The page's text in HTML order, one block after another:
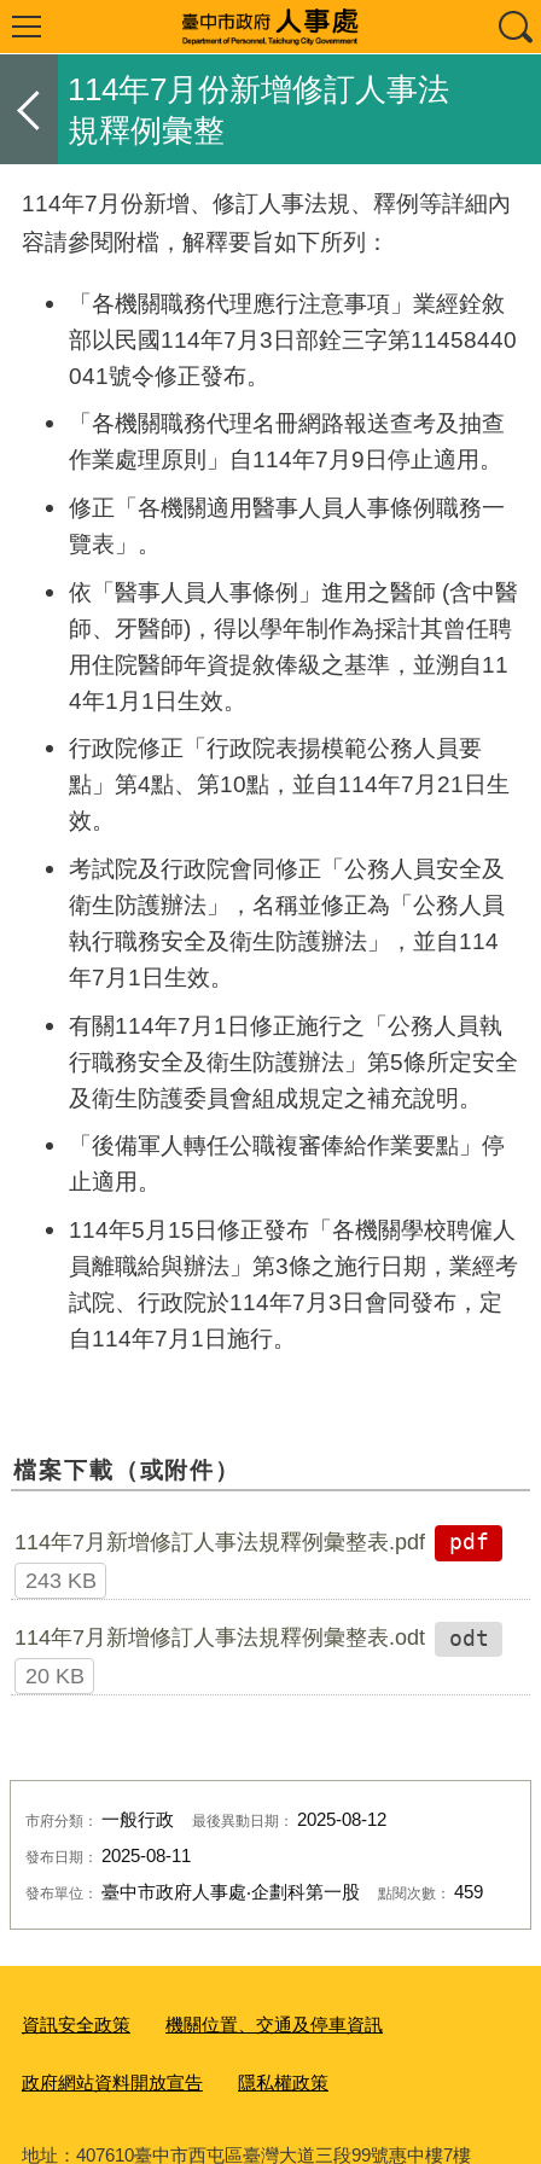
114年7月份新增修訂人事法
規釋例彙整
114年7 月份新增、修訂人事法規、釋例等詳細內
容請參閱附檔，解釋要旨如下所列：
「各機關職務代理應行注意事項」業經銓敘
部以民國114年7 月 3日部銓三字第11458440
041號令修正發布。
「各機關職務代理名冊網路報送查考及抽查
作業處理原則」自114年7 月 9日停止適用。
修正「各機關適用醫事人員人事條例職務一
覽表」。
依「醫事人員人事條例」進用之醫師 (含中醫
師、牙醫師) ，得以學年制作為採計其曾任聘
用住院醫師年資提敘俸級之基準，並溯自11
4年1 月 1日生效。
行政院修正「行政院表揚模範公務人員要
點」第4點、第10點，並自114年7 月 21日生
效。
考試院及行政院會同修正「公務人員安全及
衛生防護辦法」，名稱並修正為「公務人員
執行職務安全及衛生防護辦法」，並自114
年7 月 1日生效。
有關114年7 月 1日修正施行之「公務人員執
行職務安全及衛生防護辦法」第5條所定安全
及衛生防護委員會組成規定之補充說明。
「後備軍人轉任公職複審俸給作業要點」停
止適用。
114年5 月 15日修正發布「各機關學校聘僱人
員離職給與辦法」第3條之施行日期，業經考
試院、行政院於114年7 月 3日會同發布，定
自114年7 月 1日施行。
檔案下載（或附件）
114年7月新增修訂人事法規釋例彙整表.pdf
pdf
243 KB
114年7月新增修訂人事法規釋例彙整表.odt
odt
20 KB
市府分類： 一般行政 最後異動日期： 2025-08-12
發布日期： 2025-08-11
發布單位： 臺中市政府人事處‧企劃科第一股 點閱次數： 459
資訊安全政策 機關位置、交通及停車資訊
政府網站資料開放宣告 隱私權政策
地址：407610臺中市西屯區臺灣大道三段99號惠中樓7樓